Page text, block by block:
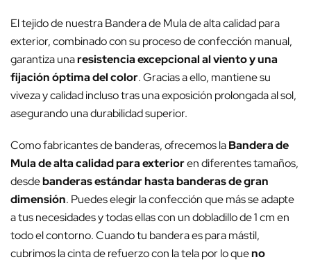
El tejido de nuestra Bandera de Mula de alta calidad para
exterior, combinado con su proceso de confección manual,
garantiza unaresistencia excepcional al viento y una
fijación óptima del color. Gracias a ello, mantiene su
viveza y calidad incluso tras una exposición prolongada al sol,
asegurando una durabilidad superior.
Como fabricantes de banderas, ofrecemos laBandera de
Mula de alta calidad para exterioren diferentes tamaños,
desdebanderas estándar hasta banderas de gran
dimensión. Puedes elegir la confección que más se adapte
a tus necesidades y todas ellas con un dobladillo de 1 cm en
todo el contorno. Cuando tu bandera es para mástil,
cubrimos la cinta de refuerzo con la tela por lo queno